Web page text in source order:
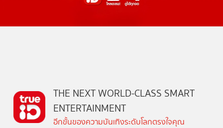
THE NEXT WORLD-CLASS SMART
ENTERTAINMENT
อีกขั้นของความบันเทิงระดับโลกตรงใจคุณ